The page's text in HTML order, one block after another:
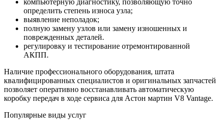
компьютерную диагностику, позволяющую точно
определить степень износа узла;
выявление неполадок;
полную замену узлов или замену изношенных и
поврежденных деталей.
регулировку и тестирование отремонтированной
АКПП.
Наличие профессионального оборудования, штата
квалифицированных специалистов и оригинальных запчастей
позволяет оперативно восстанавливать автоматическую
коробку передач в ходе сервиса для Астон мартин V8 Vantage.
Популярные виды услуг